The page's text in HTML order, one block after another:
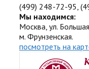
(499) 248-72-95,
Мы находимся:
Москва, ул.
м. Фрунзенская.
посмотреть на